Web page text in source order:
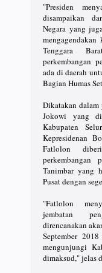
"Presiden
disampaikan
Negara yang
Tenggara
perkembangan
ada di daerah
Bagian Humas
Dikatakan dalam
Jokowi yang
Kabupaten
Kepresidenan
Fatlolon
perkembangan
Tanimbar yang
Pusat dengan
"Fatlolon
jembatan
direncanakan
September
mengunjungi
dimaksud," jelas